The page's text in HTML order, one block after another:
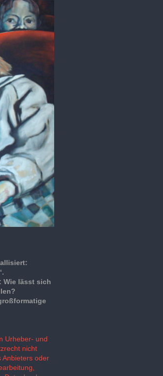
Wie lässt sich
Urheber- und
nicht
Anbieters oder